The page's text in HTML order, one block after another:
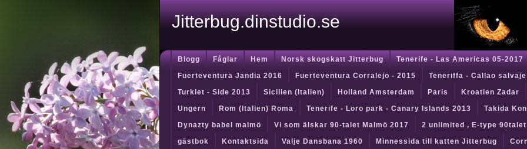
Jitterbug.dinstudio.se
Blogg Fåglar Hem Norsk skogskatt Jitterbug
Tenerife - Las Americas 05-2017
Fuerteventura Jandia 2016
Fuerteventura Corralejo - 2015
Teneriffa - Callao salvaje
Turkiet - Side 2013
Sicilien (Italien) Holland Amsterdam Paris
Kroatien Zadar
Ungern
Rom (Italien) Roma Tenerife - Loro park - Canary Islands 2013
Takida
Dynazty babel malmö
Vi som älskar 90-talet Malmö 2017
2 unlimited , E-type
gästbok
Kontaktsida Valje Dansbana 1960 Minnessida till katten Jitterbug